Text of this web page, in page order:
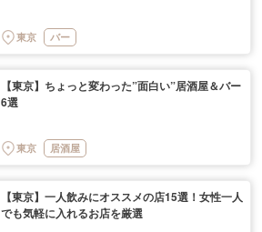
東京 バー
【東京】ちょっと変わった”面白い”居酒屋＆バー
6選
東京 居酒屋
【東京】一人飲みにオススメの店15選！女性一人
でも気軽に入れるお店を厳選